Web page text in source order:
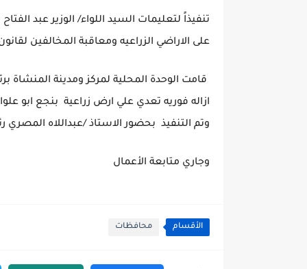
تنفيذاً لتعليمات السيد اللواء/ الوزير عبد
على الاراضي الزراعيه ومعاقبة المخالفين لقانون
قامت الوحدة المحلية لمركز ومدينة المنشاة
ازاله فوريه تعدي علي ارض زراعية بنجع ابو
وتم التنفيذ بحضور الاستاذ /عبداللاه
وجاري متابعة الأعمال
الأقسام محافظات